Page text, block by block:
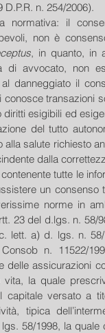
D.P.R. n. 254/2006).
normativa: il
non è
, in quanto, in
di avvocato, non
danneggiato il
transazioni
esigibili ed
del tutto
salute richiesto
dalla
tutte le
un consenso
norme in
23 del d.lgs. n. 58/
lett. a) d. lgs. n.
n. 11522/
delle assicurazioni
la quale
versato a
tipica
58/1998, la